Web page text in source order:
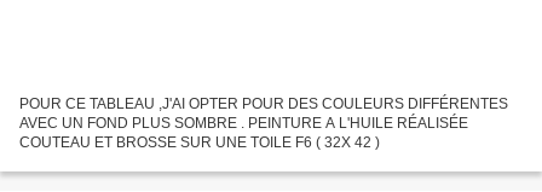
POUR CE TABLEAU ,J'AI OPTER POUR DES COULEURS DIFFÉRENTES
AVEC UN FOND PLUS SOMBRE . PEINTURE A L'HUILE RÉALISÉE
COUTEAU ET BROSSE SUR UNE TOILE F6 ( 32X 42 )